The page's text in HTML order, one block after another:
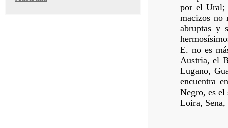
por el Ural;
macizos no
abruptas y
E. no es
Austria, el
Lugano,
encuentra
Negro, es
Loira,